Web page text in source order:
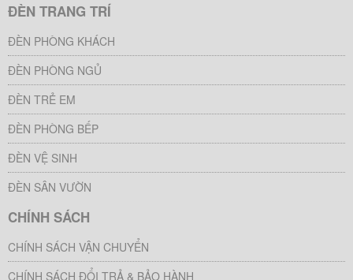
ĐÈN TRANG TRÍ
ĐÈN PHÒNG KHÁCH
ĐÈN PHÒNG NGỦ
ĐÈN TRẺ EM
ĐÈN PHÒNG BẾP
ĐÈN VỆ SINH
ĐÈN SÂN VƯỜN
CHÍNH SÁCH
CHÍNH SÁCH VẬN CHUYỂN
CHÍNH SÁCH ĐỔI TRẢ & BẢO HÀNH